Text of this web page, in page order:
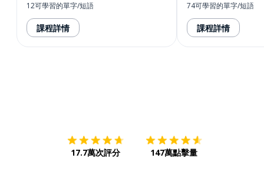
12可學習的單字/短語
課程詳情
74可學習的單字/短語
課程詳情
17.7萬次評分 147萬點擊量